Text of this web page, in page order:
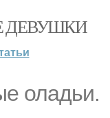
ДЕВУШКИ
оладьи.